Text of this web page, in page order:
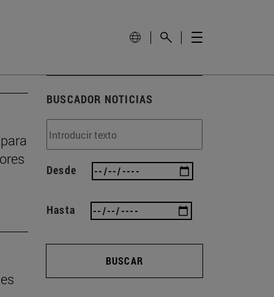
BUSCADOR NOTICIAS
Desde
Hasta
BUSCAR